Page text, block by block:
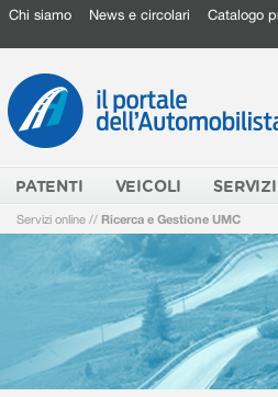
Chi siamo News e circolari Catalogo
PATENTI VEICOLI
Servizi online // Ricerca e Gestione UMC